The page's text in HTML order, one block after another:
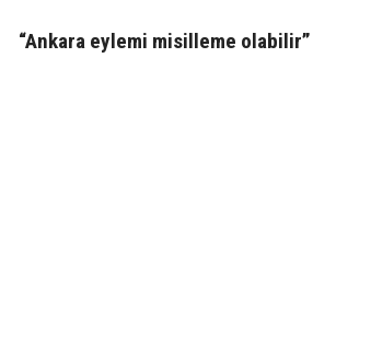
“Ankara eylemi misilleme olabilir”